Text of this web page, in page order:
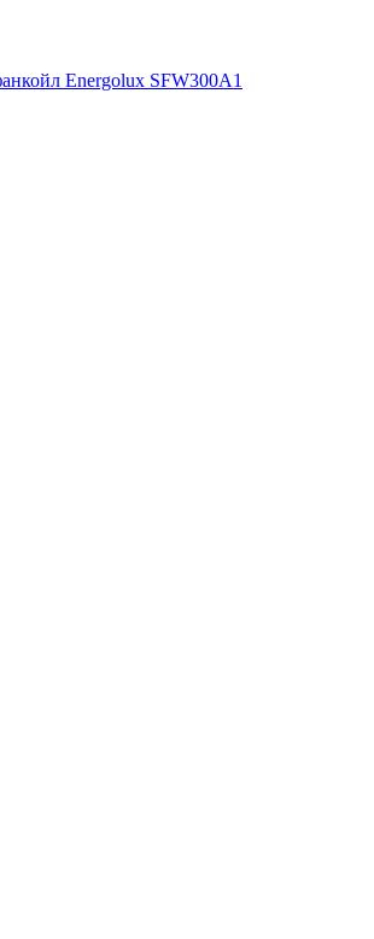
Energolux SFW300A1